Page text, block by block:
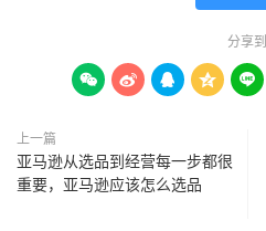
分享到
    
上一篇
亚马逊从选品到经营每一步都很
重要，亚马逊应该怎么选品